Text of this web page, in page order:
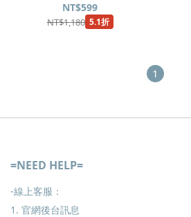
NT$599
NT$1,180 5.1折
1
=NEED HELP=
-線上客服：
1. 官網後台訊息